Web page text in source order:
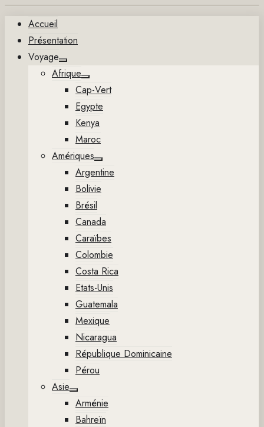
contenu
Accueil
Présentation
Voyage
Show
sub
menu
Afrique
Show
sub
menu
Cap-Vert
Egypte
Kenya
Maroc
Amériques
Show
sub
menu
Argentine
Bolivie
Brésil
Canada
Caraïbes
Colombie
Costa Rica
Etats-Unis
Guatemala
Mexique
Nicaragua
République Dominicaine
Pérou
Asie
Show
sub
menu
Arménie
Bahreïn